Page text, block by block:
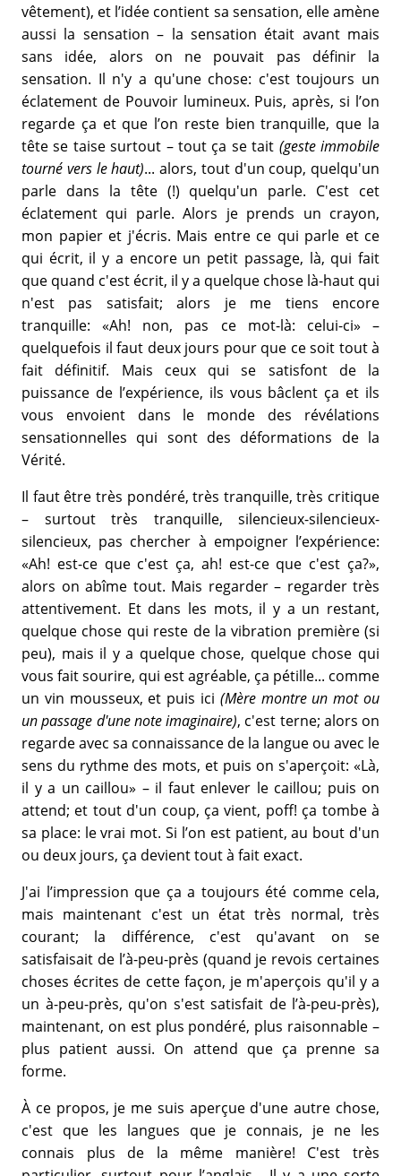
vêtement), et l’idée contient sa sensation, elle amène
aussi la sensation – la sensation était avant mais
sans idée, alors on ne pouvait pas définir la
sensation. Il n'y a qu'une chose: c'est toujours un
éclatement de Pouvoir lumineux. Puis, après, si l’on
regarde ça et que l’on reste bien tranquille, que la
tête se taise surtout – tout ça se tait (geste immobile
tourné vers le haut)... alors, tout d'un coup, quelqu'un
parle dans la tête (!) quelqu'un parle. C'est cet
éclatement qui parle. Alors je prends un crayon,
mon papier et j'écris. Mais entre ce qui parle et ce
qui écrit, il y a encore un petit passage, là, qui fait
que quand c'est écrit, il y a quelque chose là-haut qui
n'est pas satisfait; alors je me tiens encore
tranquille: «Ah! non, pas ce mot-là: celui-ci» –
quelquefois il faut deux jours pour que ce soit tout à
fait définitif. Mais ceux qui se satisfont de la
puissance de l’expérience, ils vous bâclent ça et ils
vous envoient dans le monde des révélations
sensationnelles qui sont des déformations de la
Vérité.
Il faut être très pondéré, très tranquille, très critique
– surtout très tranquille, silencieux-silencieux-
silencieux, pas chercher à empoigner l’expérience:
«Ah! est-ce que c'est ça, ah! est-ce que c'est ça?»,
alors on abîme tout. Mais regarder – regarder très
attentivement. Et dans les mots, il y a un restant,
quelque chose qui reste de la vibration première (si
peu), mais il y a quelque chose, quelque chose qui
vous fait sourire, qui est agréable, ça pétille... comme
un vin mousseux, et puis ici (Mère montre un mot ou
un passage d'une note imaginaire), c'est terne; alors on
regarde avec sa connaissance de la langue ou avec le
sens du rythme des mots, et puis on s'aperçoit: «Là,
il y a un caillou» – il faut enlever le caillou; puis on
attend; et tout d'un coup, ça vient, poff! ça tombe à
sa place: le vrai mot. Si l’on est patient, au bout d'un
ou deux jours, ça devient tout à fait exact.
J'ai l’impression que ça a toujours été comme cela,
mais maintenant c'est un état très normal, très
courant; la différence, c'est qu'avant on se
satisfaisait de l’à-peu-près (quand je revois certaines
choses écrites de cette façon, je m'aperçois qu'il y a
un à-peu-près, qu'on s'est satisfait de l’à-peu-près),
maintenant, on est plus pondéré, plus raisonnable –
plus patient aussi. On attend que ça prenne sa
forme.
À ce propos, je me suis aperçue d'une autre chose,
c'est que les langues que je connais, je ne les
connais plus de la même manière! C'est très